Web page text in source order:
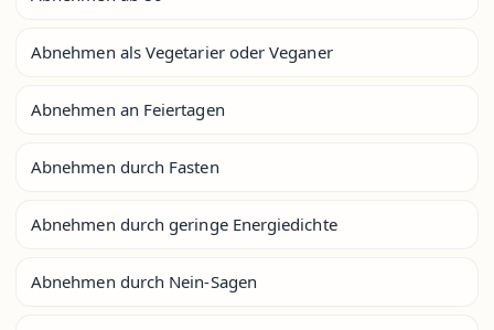
Abnehmen als Vegetarier oder Veganer
Abnehmen an Feiertagen
Abnehmen durch Fasten
Abnehmen durch geringe Energiedichte
Abnehmen durch Nein-Sagen